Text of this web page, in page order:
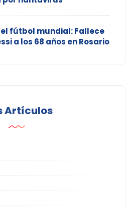
el fútbol mundial: Fallece
a los 68 años en Rosario
Artículos